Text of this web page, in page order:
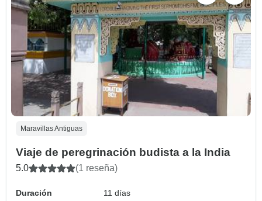
Maravillas Antiguas
Viaje de peregrinación budista a la India
5.0 (1 reseña)
Duración
11 días